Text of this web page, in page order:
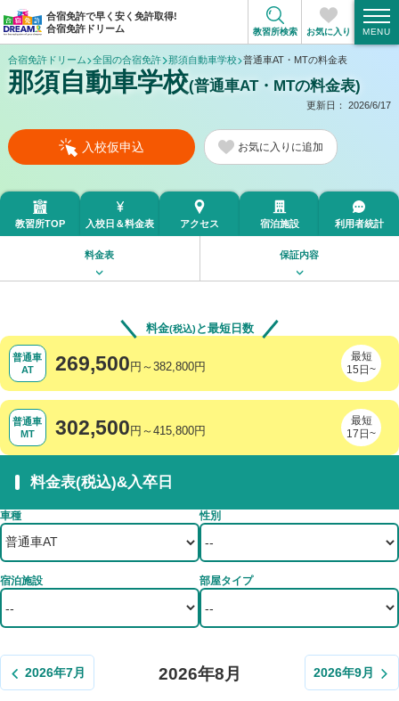
合宿免許で早く安く免許取得!
合宿免許ドリーム
教習所検索 お気に入り
合宿免許ドリーム 全国の合宿免許 那須自動車学校 普通車AT・MTの料金表
那須自動車学校(普通車AT・MTの料金表)
更新日：2026/6/17
入校仮申込 お気に入り
教習所TOP 入校日＆料金表 アクセス 宿泊施設 利用者統計
料金表 保証内容
料金(税込) と最短日数
普通車
AT
269,500 円～382,800円
最短
15日~
普通車
MT
302,500 円～415,800円
最短
17日~
料金表(税込)&入卒日
車種 性別
宿泊施設 部屋タイプ
2026年7月 2026年9月
2026年8月